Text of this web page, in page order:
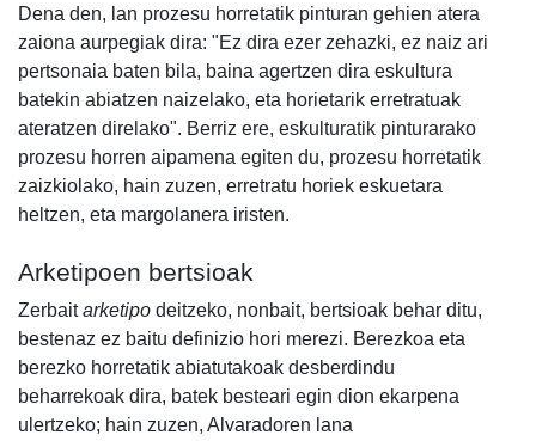
Dena den, lan prozesu horretatik pinturan gehien atera
zaiona aurpegiak dira: "Ez dira ezer zehazki, ez naiz ari
pertsonaia baten bila, baina agertzen dira eskultura
batekin abiatzen naizelako, eta horietarik erretratuak
ateratzen direlako". Berriz ere, eskulturatik pinturarako
prozesu horren aipamena egiten du, prozesu horretatik
zaizkiolako, hain zuzen, erretratu horiek eskuetara
heltzen, eta margolanera iristen.
Arketipoen bertsioak
Zerbaitarketipo deitzeko, nonbait, bertsioak behar ditu,
bestenaz ez baitu definizio hori merezi. Berezkoa eta
berezko horretatik abiatutakoak desberdindu
beharrekoak dira, batek besteari egin dion ekarpena
ulertzeko; hain zuzen, Alvaradoren lana